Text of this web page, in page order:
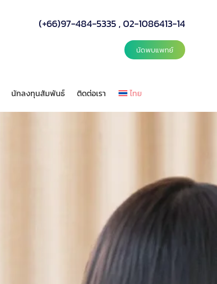
(+66)97-484-5335,02-1086413-14
นัดพบแพทย์
นักลงทุนสัมพันธ์ ติดต่อเรา ไทย